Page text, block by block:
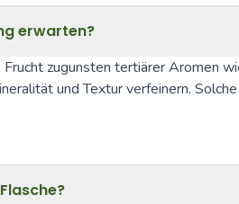
erwarten?
zugunsten tertiärer Aromen
und Textur verfeinern.